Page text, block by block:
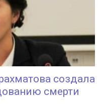
создала
смерти